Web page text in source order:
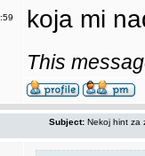
koja mi
This
Subject: Nekoj hint za